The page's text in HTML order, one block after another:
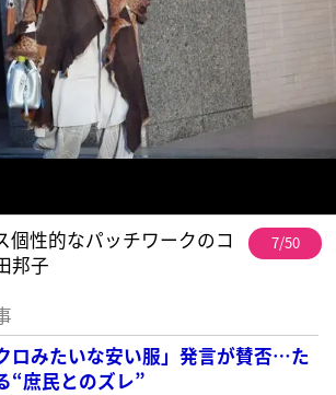
個性的なパッチワークのコ
邦子
7/50
ロみたいな安い服」発言が賛否…た
“庶民とのズレ”